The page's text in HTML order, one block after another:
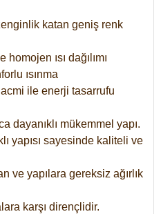
katan geniş renk
ısı dağılımı
ısınma
ile enerji tasarrufu
dayanıklı mükemmel yapı.
yapısı sayesinde kaliteli ve
ve yapılara gereksiz ağırlık
karşı dirençlidir.